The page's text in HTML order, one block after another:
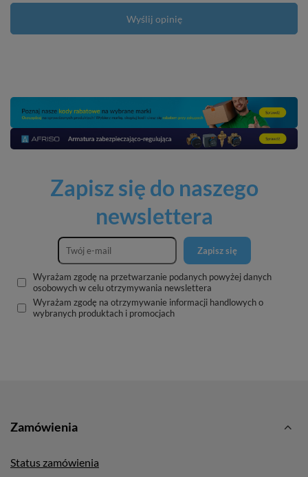
Wyślij opinię
Zapisz się do naszego
newslettera
Zapisz się
Wyrażam zgodę na przetwarzanie podanych powyżej danych
osobowych w celu otrzymywania newslettera
Wyrażam zgodę na otrzymywanie informacji handlowych o
wybranych produktach i promocjach
Zamówienia
Status zamówienia